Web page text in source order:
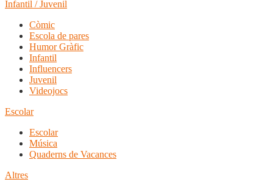
Infantil / Juvenil
Còmic
Escola de pares
Humor Gràfic
Infantil
Influencers
Juvenil
Videojocs
Escolar
Escolar
Música
Quaderns de Vacances
Altres